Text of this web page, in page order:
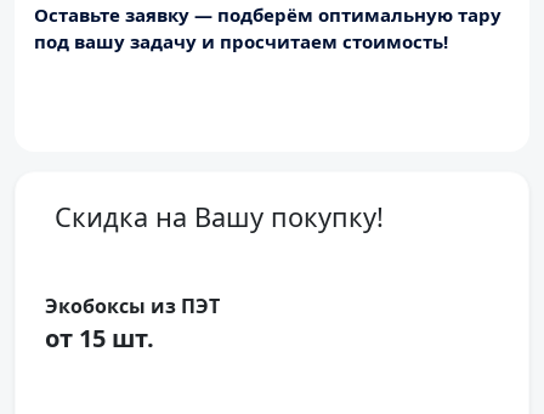
Оставьте заявку — подберём оптимальную тару
под вашу задачу и просчитаем стоимость!
Скидка на Вашу покупку!
Экобоксы из ПЭТ
от 15 шт.